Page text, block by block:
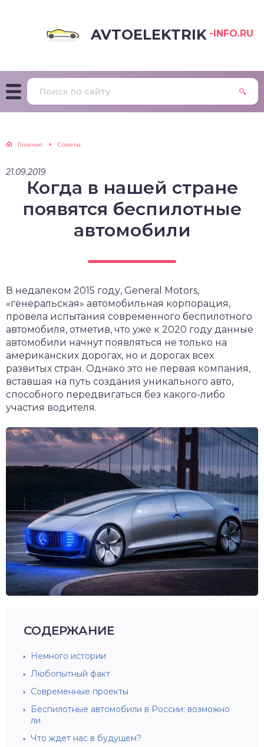
AVTOELEKTRIK -INFO.RU
Главная Советы
21.09.2019
Когда в нашей стране
появятся беспилотные
автомобили
В недалеком 2015 году, General Motors,
«генеральская» автомобильная корпорация,
провела испытания современного беспилотного
автомобиля, отметив, что уже к 2020 году данные
автомобили начнут появляться не только на
американских дорогах, но и дорогах всех
развитых стран. Однако это не первая компания,
вставшая на путь создания уникального авто,
способного передвигаться без какого-либо
участия водителя.
СОДЕРЖАНИЕ
Немного истории
Любопытный факт
Современные проекты
Беспилотные автомобили в России: возможно
ли
Что ждет нас в будущем?